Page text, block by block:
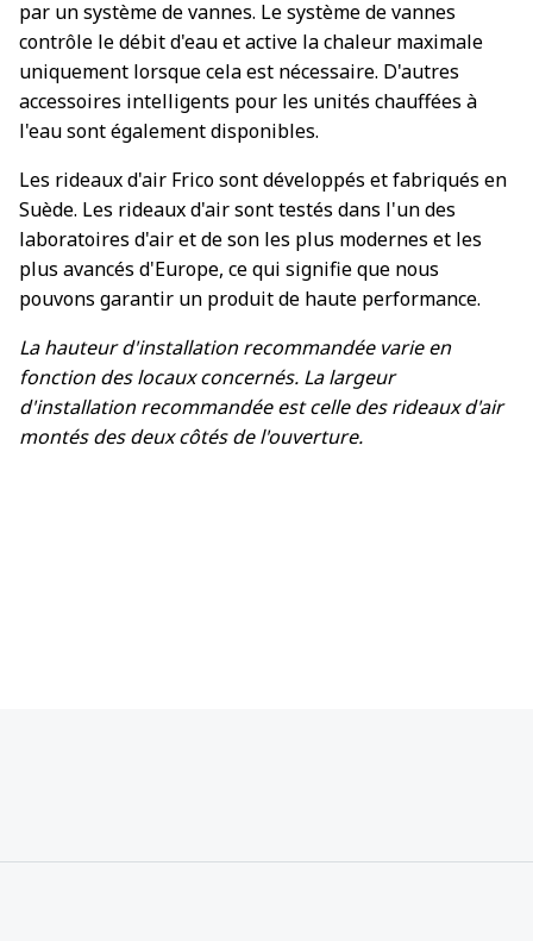
par un système de vannes. Le système de vannes
contrôle le débit d'eau et active la chaleur maximale
uniquement lorsque cela est nécessaire. D'autres
accessoires intelligents pour les unités chauffées à
l'eau sont également disponibles.
Les rideaux d'air Frico sont développés et fabriqués en
Suède. Les rideaux d'air sont testés dans l'un des
laboratoires d'air et de son les plus modernes et les
plus avancés d'Europe, ce qui signifie que nous
pouvons garantir un produit de haute performance.
La hauteur d'installation recommandée varie en
fonction des locaux concernés. La largeur
d'installation recommandée est celle des rideaux d'air
montés des deux côtés de l'ouverture.